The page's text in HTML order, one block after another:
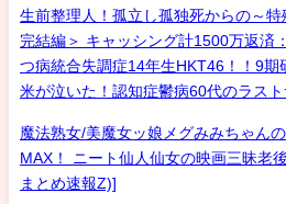
生前整理人！孤立し孤独死からの～
完結編＞ キャッシング計1500万返済
つ病統合失調症14年生HKT46！！9期
米が泣いた！認知症鬱病60代のラス
魔法熟女/美魔女ッ娘メグみみちゃん
MAX！ ニート仙人仙女の映画三昧老
まとめ速報Z)]